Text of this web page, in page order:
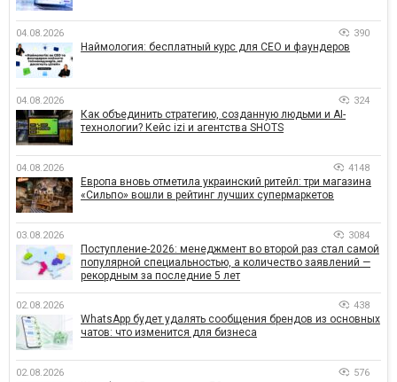
04.08.2026 390
Наймология: бесплатный курс для CEO и фаундеров
04.08.2026 324
Как объединить стратегию, созданную людьми и AI-
технологии? Кейс izi и агентства SHOTS
04.08.2026 4148
Европа вновь отметила украинский ритейл: три магазина
«Сильпо» вошли в рейтинг лучших супермаркетов
03.08.2026 3084
Поступление-2026: менеджмент во второй раз стал самой
популярной специальностью, а количество заявлений —
рекордным за последние 5 лет
02.08.2026 438
WhatsApp будет удалять сообщения брендов из основных
чатов: что изменится для бизнеса
02.08.2026 576